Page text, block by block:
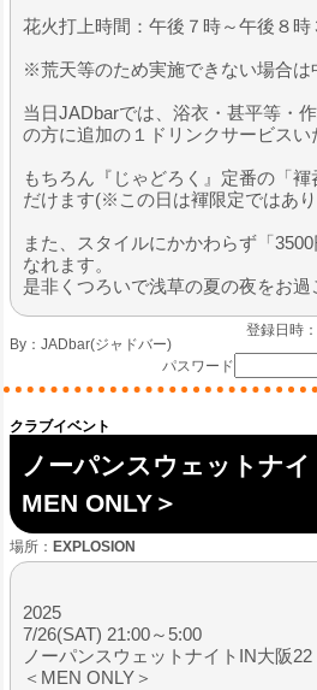
花火打上時間：午後７時～午後８時
※荒天等のため実施できない場合は
当日JADbarでは、浴衣・甚平等・
の方に追加の１ドリンクサービスい
もちろん『じゃどろく』定番の「
だけます(※この日は褌限定ではあり
また、スタイルにかかわらず「
なれます。
是非くつろいで浅草の夏の夜をお過
登録日時
By： JADbar(ジャドバー)
パスワード
クラブイベント
ノーパンスウェットナイ
MEN ONLY＞
場所： EXPLOSION
2025
7/26(SAT) 21:00～5:00
ノーパンスウェットナイトIN大阪22
＜MEN ONLY＞